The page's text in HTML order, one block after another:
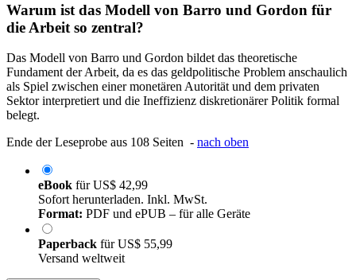
Warum ist das Modell von Barro und Gordon für
die Arbeit so zentral?
Das Modell von Barro und Gordon bildet das theoretische
Fundament der Arbeit, da es das geldpolitische Problem anschaulich
als Spiel zwischen einer monetären Autorität und dem privaten
Sektor interpretiert und die Ineffizienz diskretionärer Politik formal
belegt.
Ende der Leseprobe aus 108 Seiten - nach oben
eBook fürUS$ 42,99
Sofort herunterladen. Inkl. MwSt.
Format: PDF und ePUB – für alle Geräte
Paperback fürUS$ 55,99
Versand weltweit